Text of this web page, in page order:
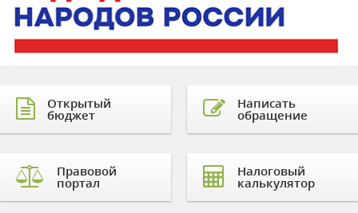
Открытый
бюджет
Правовой
портал
Написать
обращение
Налоговый
калькулятор